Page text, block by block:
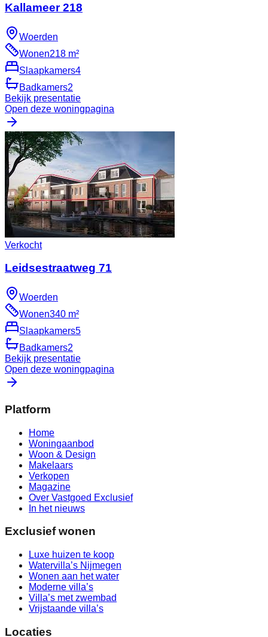
Kallameer 218
Woerden
Wonen218 m²
Slaapkamers4
Badkamers2
Bekijk presentatie
Open deze woningpagina
Verkocht
Leidsestraatweg 71
Woerden
Wonen340 m²
Slaapkamers5
Badkamers2
Bekijk presentatie
Open deze woningpagina
Platform
Home
Woningaanbod
Woon & Design
Makelaars
Verkopen
Magazine
Over Vastgoed Exclusief
In het nieuws
Exclusief wonen
Luxe huizen te koop
Watervilla’s Nijmegen
Wonen aan het water
Moderne villa’s
Villa’s met zwembad
Vrijstaande villa’s
Locaties